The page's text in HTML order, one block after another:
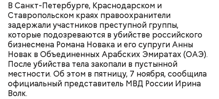
В Санкт-Петербурге, Краснодарском и
Ставропольском краях правоохранители
задержали участников преступной группы,
которые подозреваются в убийстве российского
бизнесмена Романа Новака и его супруги Анны
Новак в Объединенных Арабских Эмиратах (ОАЭ).
После убийства тела закопали в пустынной
местности. Об этом в пятницу, 7 ноября, сообщила
официальный представитель МВД России Ирина
Волк.
Реакция Гасанова на расследование